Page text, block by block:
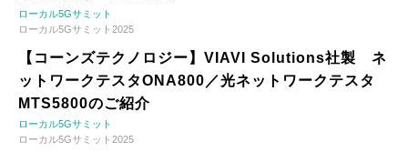
ローカル5Gサミット
ローカル5Gサミット2025
【コーンズテクノロジー】VIAVI Solutions社製 ネ
ットワークテスタONA800／光ネットワークテスタ
MTS5800のご紹介
ローカル5Gサミット
ローカル5Gサミット2025